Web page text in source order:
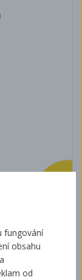
fungování
obsahu
od